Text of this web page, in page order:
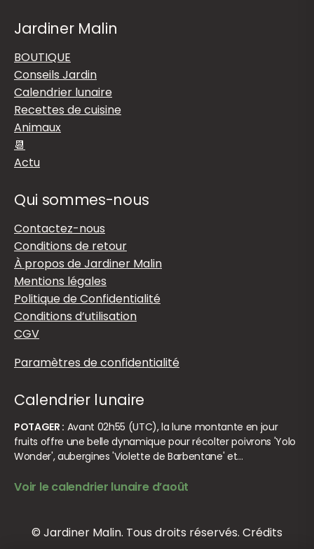
Jardiner Malin
BOUTIQUE
Conseils Jardin
Calendrier lunaire
Recettes de cuisine
Animaux
📆
Actu
Qui sommes-nous
Contactez-nous
Conditions de retour
À propos de Jardiner Malin
Mentions légales
Politique de Confidentialité
Conditions d’utilisation
CGV
Paramètres de confidentialité
Calendrier lunaire
POTAGER : Avant 02h55 (UTC), la lune montante en jour
fruits offre une belle dynamique pour récolter poivrons 'Yolo
Wonder', aubergines 'Violette de Barbentane' et…
Voir le calendrier lunaire d’août
© Jardiner Malin. Tous droits réservés. Crédits